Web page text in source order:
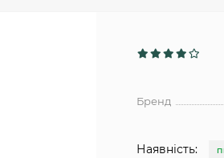
Бренд
Наявність: